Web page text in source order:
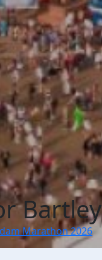
Bartley
Marathon 2026